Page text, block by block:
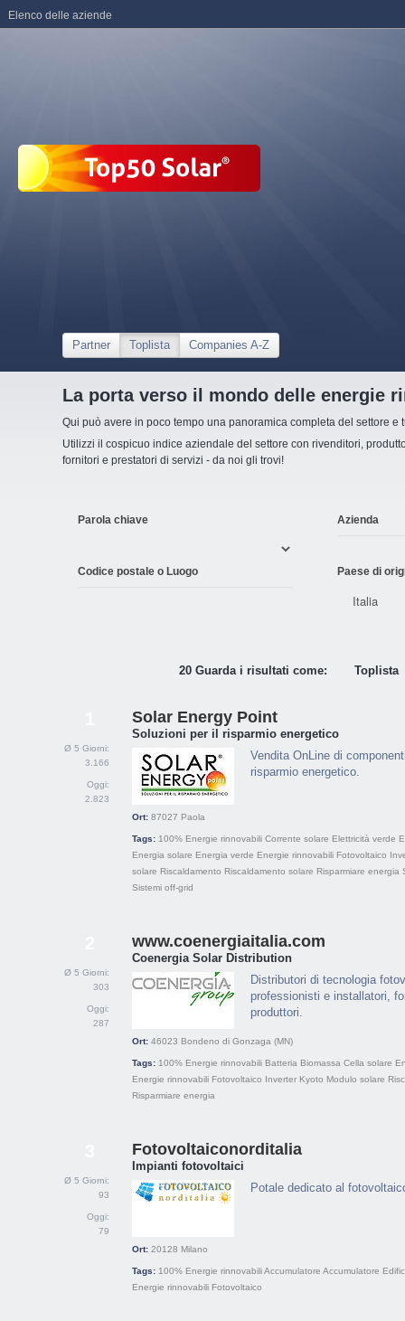
Partner Toplista Companies A-Z
La porta verso il mondo delle energie
Qui può avere in poco tempo una panoramica completa del settore e
Utilizzi il cospicuo indice aziendale del settore con rivenditori,
fornitori e prestatori di servizi - da noi gli trovi!
Parola chiave Azienda
Codice postale o Luogo Paese di
20 Guarda i risultati come: Toplista
Ø 5 Giorni:
3.166
Oggi:
2.823
Solar Energy Point
Soluzioni per il risparmio energetico
Vendita OnLine di
risparmio energetico.
Ort: 87027 Paola
Tags: 100% Energie rinnovabili Corrente solare Elettricità verde
Energia solare Energia verde Energie rinnovabili Fotovoltaico
solare Riscaldamento Riscaldamento solare Risparmiare energia
Sistemi off-grid
Ø 5 Giorni:
303
Oggi:
287
www.coenergiaitalia.com
Coenergia Solar Distribution
Distributori di tecnologia
professionisti e installatori,
produttori.
Ort: 46023 Bondeno di Gonzaga (MN)
Tags: 100% Energie rinnovabili Batteria Biomassa Cella solare
Energie rinnovabili Fotovoltaico Inverter Kyoto Modulo solare
Risparmiare energia
Ø 5 Giorni:
93
Oggi:
79
Fotovoltaiconorditalia
Impianti fotovoltaici
Potale dedicato al
Ort: 20128 Milano
Tags: 100% Energie rinnovabiliAccumulatore Accumulatore
Energie rinnovabili Fotovoltaico
Elenco delle aziende